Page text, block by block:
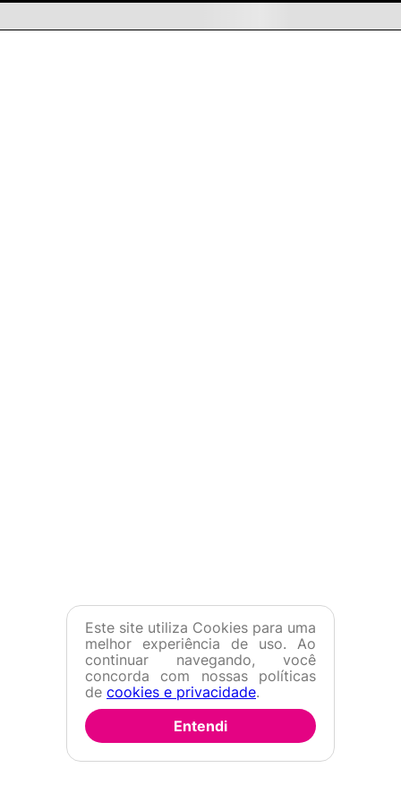
Este site utiliza Cookies para uma
melhor experiência de uso. Ao
continuar navegando, você
concorda com nossas políticas
de cookies e privacidade.
Entendi